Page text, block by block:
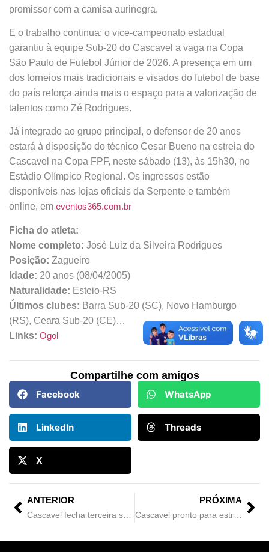
promissor com a camisa aurinegra.
E o trabalho continua: o vice-campeonato estadual
garantiu à equipe Sub-20 do Cascavel a vaga na Copa
São Paulo de Futebol Júnior de 2026. A presença em um
dos torneios mais tradicionais e visados do futebol de base
do país reforça ainda mais o espaço para a valorização de
talentos como Zé Rodrigues.
Já integrado ao grupo principal, o defensor de 20 anos
estará à disposição do técnico Cesar Bueno na estreia do
Cascavel na Copa FPF, neste sábado (13), às 15h30, no
Estádio Olímpico Regional. Os ingressos estão
disponíveis nas lojas oficiais da Serpente e também
online, em eventos365.com.br
Ficha do atleta:
Nome completo: José Luiz da Silveira Rodrigues
Posição: Zagueiro
Idade: 20 anos (08/04/2005)
Naturalidade: Esteio-RS
Últimos clubes: Barra Sub-20 (SC), Novo Hamburgo
(RS), Ceara Sub-20 (CE)…
Links: Ogol
Compartilhe com amigos
Facebook WhatsApp
LinkedIn Threads
X
ANTERIOR
Cascavel fecha terceira semana de preparação com jogo-treino contra o Foz do Iguaçu
PRÓXIMA
Cascavel pronto para estrear na Copa FPF 2025